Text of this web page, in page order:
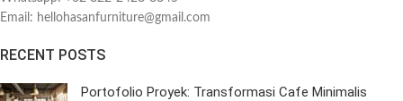
Email: hellohasanfurniture@gmail.com
RECENT POSTS
Portofolio Proyek: Transformasi Cafe Minimalis